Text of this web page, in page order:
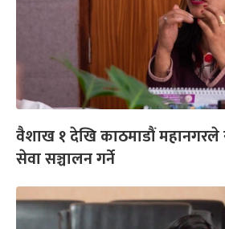
वैशाख १ देखि काठमाडौं महानगरले
सेवा सञ्चालन गर्ने